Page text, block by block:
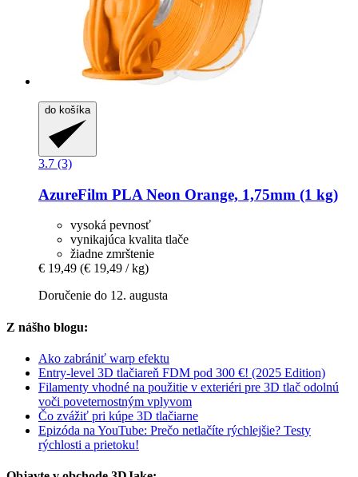
do košíka
3.7 (3)
AzureFilm PLA Neon Orange, 1,75mm (1 kg)
vysoká pevnosť
vynikajúca kvalita tlače
žiadne zmrštenie
€ 19,49 (€ 19,49 / kg)
Doručenie do 12. augusta
Z nášho blogu:
Ako zabrániť warp efektu
Entry-level 3D tlačiareň FDM pod 300 €! (2025 Edition)
Filamenty vhodné na použitie v exteriéri pre 3D tlač odolnú
voči poveternostným vplyvom
Čo zvážiť pri kúpe 3D tlačiarne
Epizóda na YouTube: Prečo netlačíte rýchlejšie? Testy
rýchlosti a prietoku!